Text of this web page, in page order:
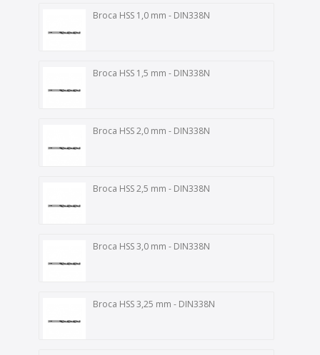
Broca HSS 1,0 mm - DIN338N
Broca HSS 1,5 mm - DIN338N
Broca HSS 2,0 mm - DIN338N
Broca HSS 2,5 mm - DIN338N
Broca HSS 3,0 mm - DIN338N
Broca HSS 3,25 mm - DIN338N